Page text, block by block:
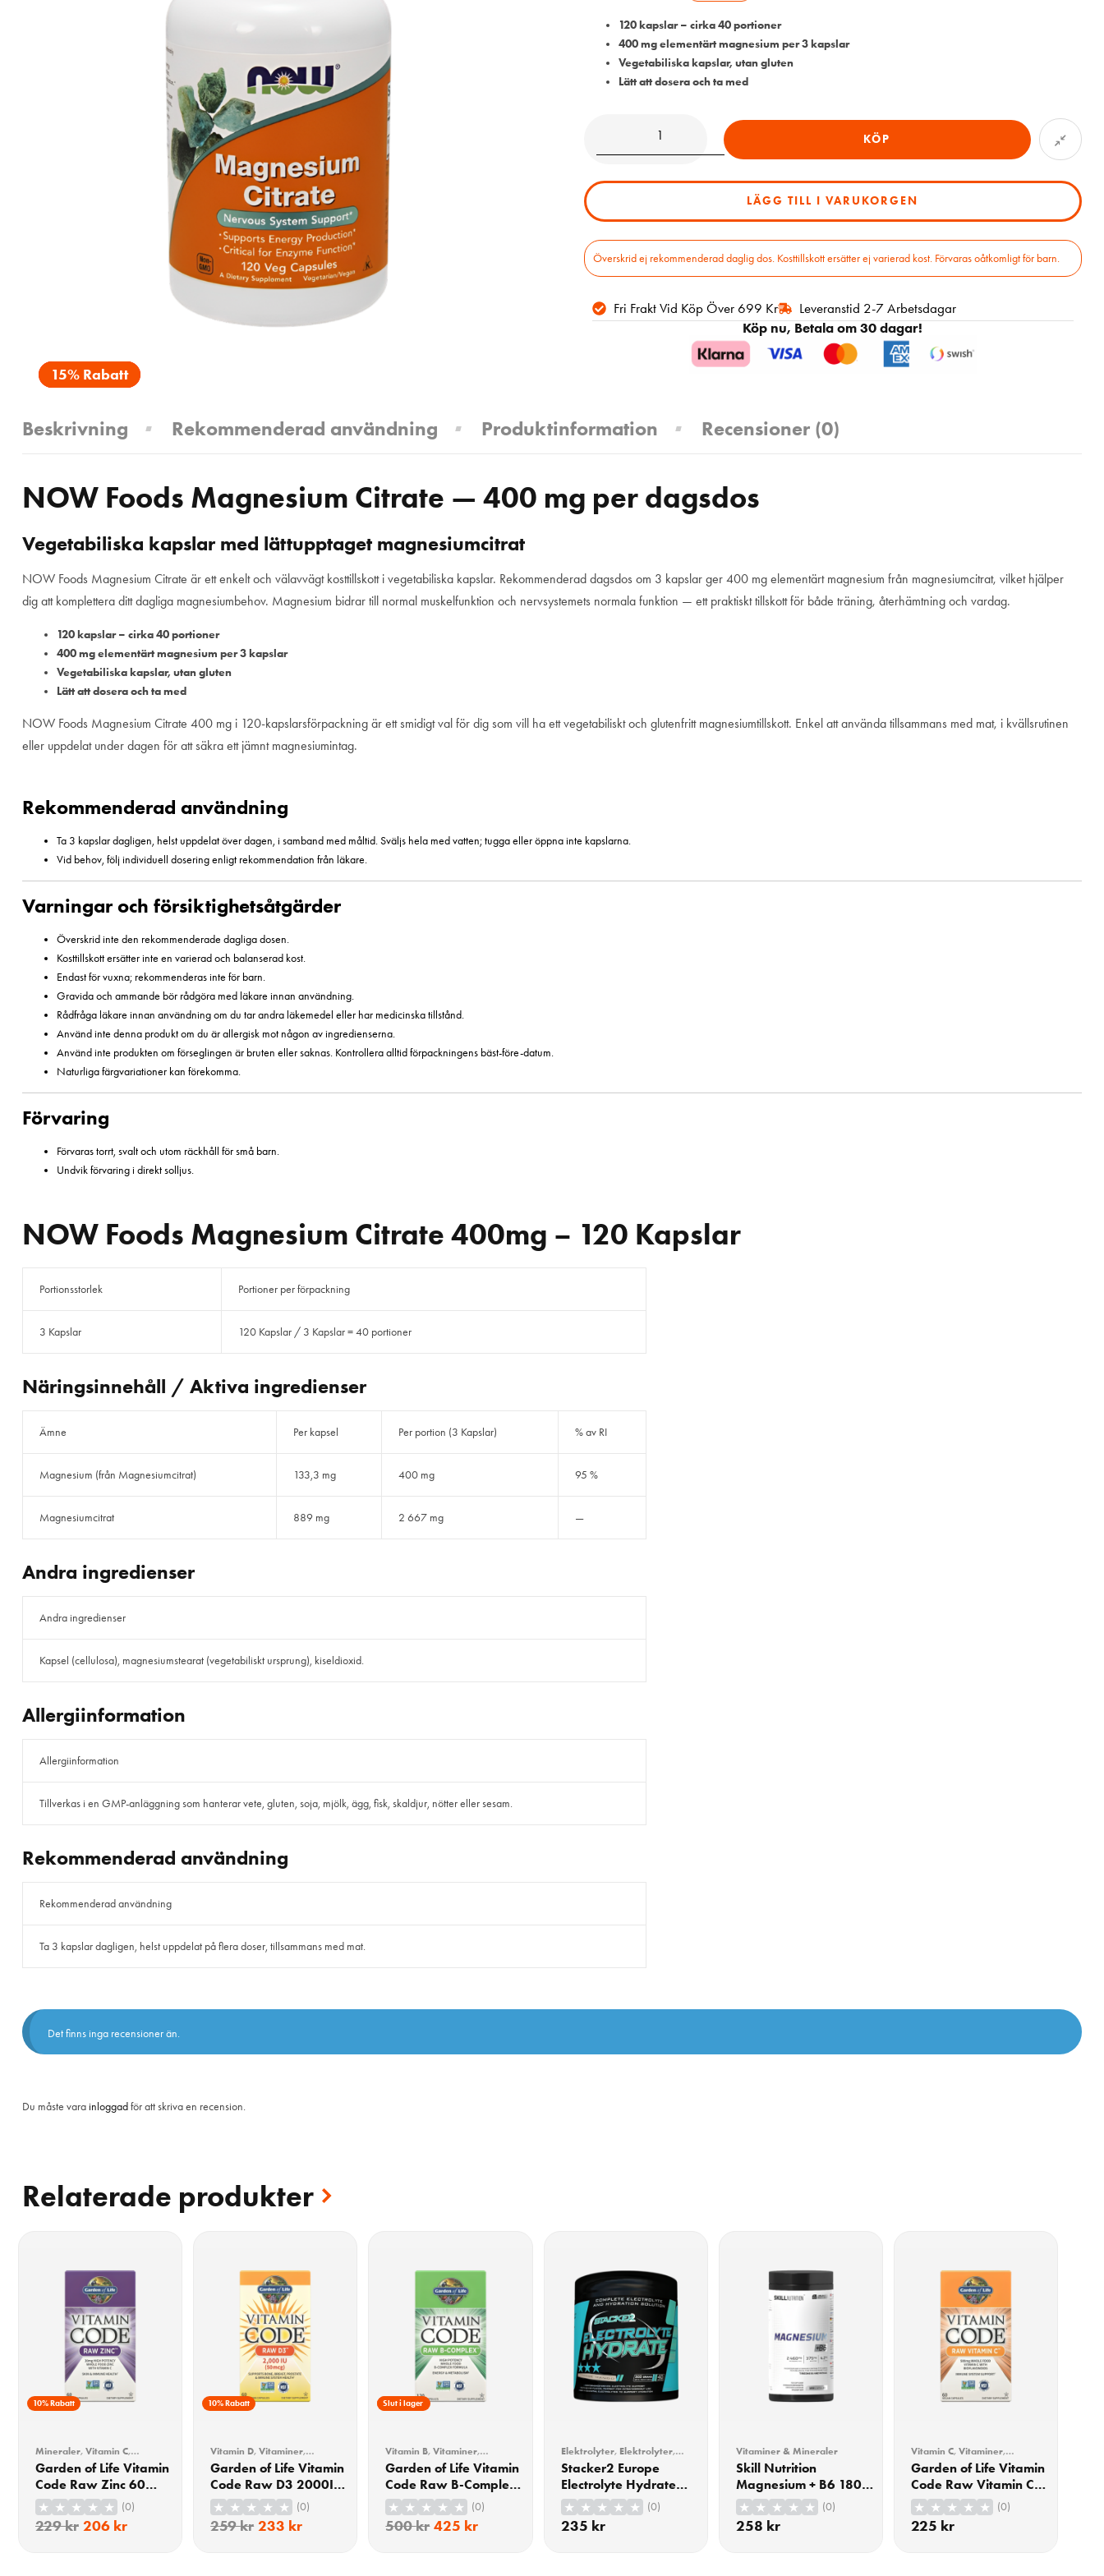
15% Rabatt
120 kapslar – cirka 40 portioner
400 mg elementärt magnesium per 3 kapslar
Vegetabiliska kapslar, utan gluten
Lätt att dosera och ta med
KÖP
LÄGG TILL I VARUKORGEN
Överskrid ej rekommenderad daglig dos. Kosttillskott ersätter ej varierad kost. Förvaras oåtkomligt för barn.
Fri Frakt Vid Köp Över 699 Kr
Leveranstid 2-7 Arbetsdagar
Köp nu, Betala om 30 dagar!
Beskrivning Rekommenderad användning Produktinformation Recensioner (0)
NOW Foods Magnesium Citrate — 400 mg per dagsdos
Vegetabiliska kapslar med lättupptaget magnesiumcitrat
NOW Foods Magnesium Citrate är ett enkelt och välavvägt kosttillskott i vegetabiliska kapslar. Rekommenderad dagsdos om 3 kapslar ger 400 mg elementärt magnesium från magnesiumcitrat, vilket hjälper
dig att komplettera ditt dagliga magnesiumbehov. Magnesium bidrar till normal muskelfunktion och nervsystemets normala funktion — ett praktiskt tillskott för både träning, återhämtning och vardag.
120 kapslar – cirka 40 portioner
400 mg elementärt magnesium per 3 kapslar
Vegetabiliska kapslar, utan gluten
Lätt att dosera och ta med
NOW Foods Magnesium Citrate 400 mg i 120-kapslarsförpackning är ett smidigt val för dig som vill ha ett vegetabiliskt och glutenfritt magnesiumtillskott. Enkel att använda tillsammans med mat, i kvällsrutinen
eller uppdelat under dagen för att säkra ett jämnt magnesiumintag.
Rekommenderad användning
Ta 3 kapslar dagligen, helst uppdelat över dagen, i samband med måltid. Sväljs hela med vatten; tugga eller öppna inte kapslarna.
Vid behov, följ individuell dosering enligt rekommendation från läkare.
Varningar och försiktighetsåtgärder
Överskrid inte den rekommenderade dagliga dosen.
Kosttillskott ersätter inte en varierad och balanserad kost.
Endast för vuxna; rekommenderas inte för barn.
Gravida och ammande bör rådgöra med läkare innan användning.
Rådfråga läkare innan användning om du tar andra läkemedel eller har medicinska tillstånd.
Använd inte denna produkt om du är allergisk mot någon av ingredienserna.
Använd inte produkten om förseglingen är bruten eller saknas. Kontrollera alltid förpackningens bäst-före-datum.
Naturliga färgvariationer kan förekomma.
Förvaring
Förvaras torrt, svalt och utom räckhåll för små barn.
Undvik förvaring i direkt solljus.
NOW Foods Magnesium Citrate 400mg – 120 Kapslar
Portionsstorlek Portioner per förpackning
3 Kapslar 120 Kapslar / 3 Kapslar = 40 portioner
Näringsinnehåll / Aktiva ingredienser
Ämne Per kapsel Per portion (3 Kapslar) % av RI
Magnesium (från Magnesiumcitrat) 133,3 mg 400 mg 95 %
Magnesiumcitrat 889 mg 2 667 mg —
Andra ingredienser
Andra ingredienser
Kapsel (cellulosa), magnesiumstearat (vegetabiliskt ursprung), kiseldioxid.
Allergiinformation
Allergiinformation
Tillverkas i en GMP-anläggning som hanterar vete, gluten, soja, mjölk, ägg, fisk, skaldjur, nötter eller sesam.
Rekommenderad användning
Rekommenderad användning
Ta 3 kapslar dagligen, helst uppdelat på flera doser, tillsammans med mat.
Det finns inga recensioner än.
Du måste varainloggadför att skriva en recension.
Relaterade produkter
10% Rabatt
Mineraler, Vitamin C,
Vitaminer
Vitaminer &
Mineraler,Zink
Garden of Life Vitamin
Code Raw Zinc 60
Kapslar
(0)
229kr 206 kr
10% Rabatt
Vitamin D,Vitaminer,
Vitaminer & Mineraler
Garden of Life Vitamin
Code Raw D3 2000IU
60 Kapslar
(0)
259kr 233 kr
15% Rabatt
Slut i lager
Vitamin B,Vitaminer,
Vitaminer & Mineraler
Garden of Life Vitamin
Code Raw B-Complex
120 Veganska Kapslar
(0)
500kr 425 kr
Elektrolyter, Elektrolyter,
Träning
Vitaminer &
Mineraler
Stacker2 Europe
Electrolyte Hydrate
Orange Mango 300g
(0)
235 kr
Vitaminer & Mineraler
Skill Nutrition
Magnesium + B6 180
Kapslar
(0)
258 kr
Vitamin C, Vitaminer,
Vitaminer & Mineraler
Garden of Life Vitamin
Code Raw Vitamin C
60 Veganska Kapslar
(0)
225 kr